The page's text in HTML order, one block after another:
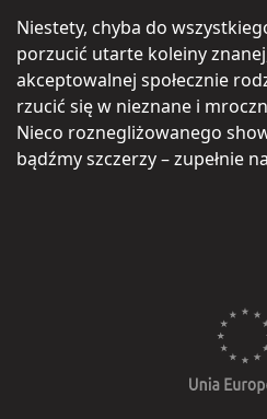
Niestety, chyba do
porzucić utarte koleiny
akceptowalnej społecznie
rzucić się w nieznane i
Nieco roznegliżowanego
bądźmy szczerzy – zupełnie